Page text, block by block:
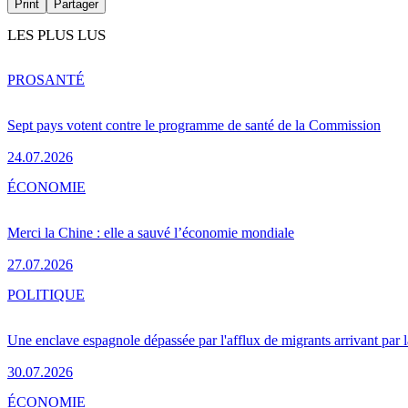
Print Partager
LES PLUS LUS
Sept pays votent contre le programme de santé de la Commission
24.07.2026
PROSANTÉ
Merci la Chine : elle a sauvé l’économie mondiale
27.07.2026
ÉCONOMIE
Une enclave espagnole dépassée par l'afflux de migrants arrivant par
30.07.2026
POLITIQUE
ÉCONOMIE